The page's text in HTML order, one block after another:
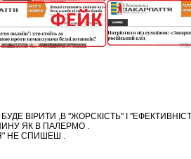
ВІРИТИ ,В "ЖОРСКІСТЬ" І
ЯК В ПАЛЕРМО .
НЕ СПИШЕШ .